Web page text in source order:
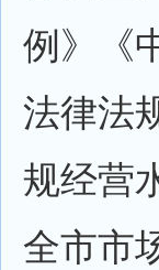
例》《
法律法
规经营
全市市